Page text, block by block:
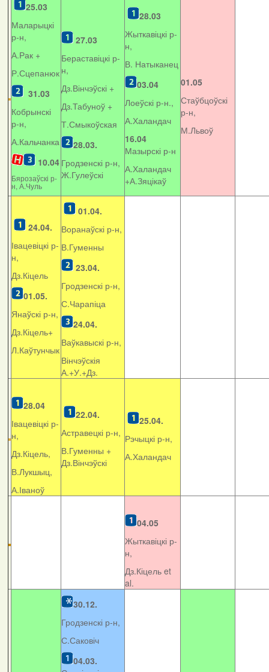
25.03
Маларыцкі
р-н,
А.Рак +
Р.Сцепанюк
31.03
Кобрынскі
р-н,
А.Кальчанка
10.04
Бярозаўскі р-
н, А.Чуль
27.03
Бераставіцкі р-
н,
Дз.Вінчэўскі +
Дз.Табуноў +
Т.Смыкоўская
28.03.
Гродзенскі р-н,
Ж.Гулеўскі
28.03
Жыткавіцкі р-
н,
В. Натыканец
03.04
Лоеўскі р-н.,
А.Халандач
16.04
Мазырскі р-н
А.Халандач
+А.Зяцікаў
01.05
Стаўбцоўскі
р-н,
М.Львоў
24.04.
Івацевіцкі р-
н,
Дз.Кіцель
01.05.
Янаўскі р-н,
Дз.Кіцель+
Л.Каўтунчык
01.04.
Воранаўскі р-н,
В.Гуменны
23.04.
Гродзенскі р-н,
С.Чарапіца
24.04.
Ваўкавыскі р-н,
Вінчэўскія
А.+У.+Дз.
28.04
Івацевіцкі р-
н,
Дз.Кіцель,
В.Лукшыц,
А.Іваноў
22.04.
Астравецкі р-н,
В.Гуменны +
Дз.Вінчэўскі
25.04.
Рэчыцкі р-н,
А.Халандач
04.05
Жыткавіцкі р-
н,
Дз.Кіцель et
al.
30.12.
Гродзенскі р-н,
С.Саковіч
04.03.